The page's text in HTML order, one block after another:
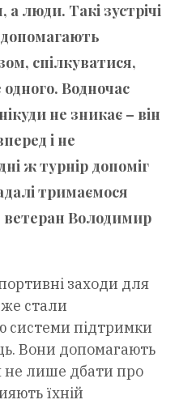
люди. Такі зустрічі
допомагають
спілкуватися,
Водночас
не зникає – він
і не
ж турнір допоміг
тримаємося
ветеран Володимир
заходи для
стали
системи підтримки
Вони допомагають
не лише дбати про
їхній